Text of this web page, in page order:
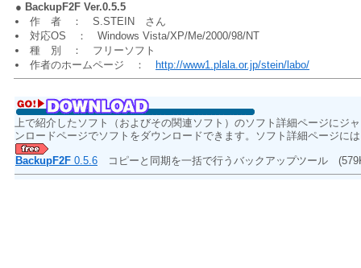
● BackupF2F Ver.0.5.5
作 者 ： S.STEIN さん
対応OS ： Windows Vista/XP/Me/2000/98/NT
種 別 ： フリーソフト
作者のホームページ ：
http://www1.plala.or.jp/stein/labo/
上で紹介したソフト（およびその関連ソフト）のソフト詳細ページにジ
ンロードページでソフトをダウンロードできます。ソフト詳細ページに
BackupF2F 0.5.6 コピーと同期を一括で行うバックアップツール